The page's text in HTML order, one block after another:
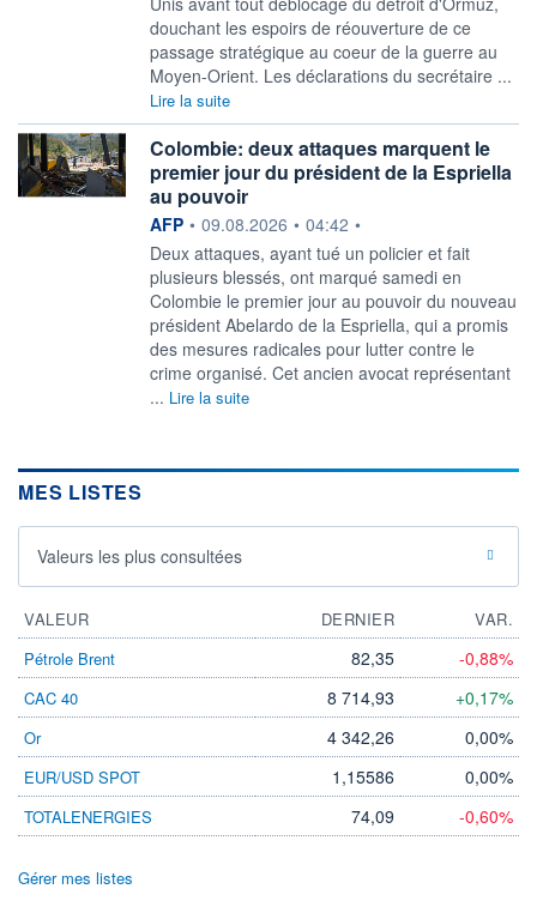
douchant les espoirs de réouverture de ce
passage stratégique au coeur de la guerre au
Moyen-Orient. Les déclarations du secrétaire ...
Lire la suite
Colombie: deux attaques marquent le
premier jour du président de la Espriella
au pouvoir
information fournie par
AFP • 09.08.2026 • 04:42 •
Deux attaques, ayant tué un policier et fait
plusieurs blessés, ont marqué samedi en
Colombie le premier jour au pouvoir du nouveau
président Abelardo de la Espriella, qui a promis
des mesures radicales pour lutter contre le
crime organisé. Cet ancien avocat représentant
... Lire la suite
MES LISTES
Valeurs les plus consultées
VALEUR DERNIER
VAR.
Pétrole Brent
82,35 -0,88%
CAC 40 8 714,93 +0,17%
Or 4 342,26 0,00%
EUR/USD SPOT 1,15586 0,00%
TOTALENERGIES 74,09 -0,60%
Gérer mes listes